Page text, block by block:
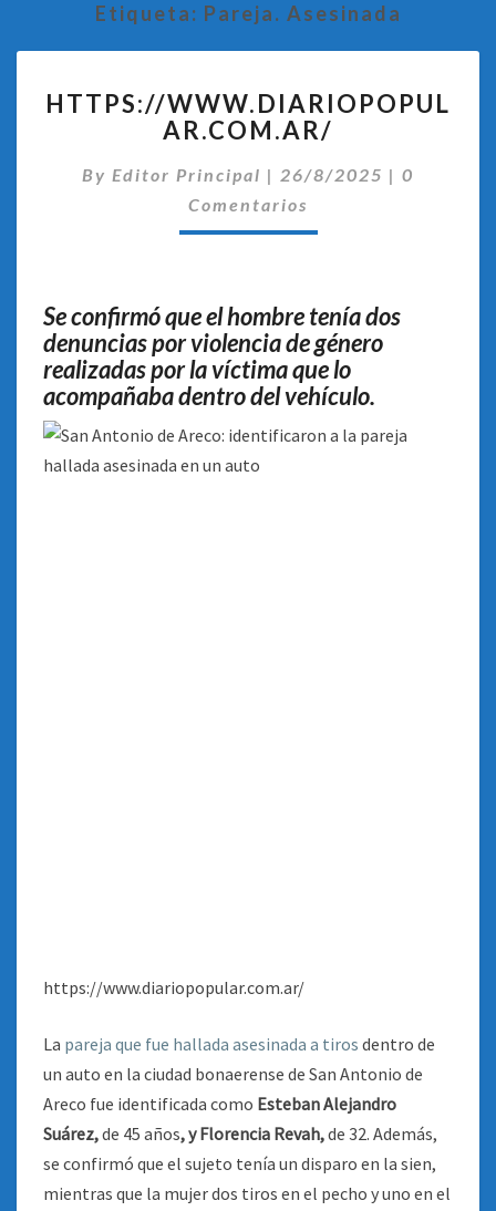
Etiqueta: Pareja. Asesinada
HTTPS://WWW.DIARIOPOPUL
AR.COM.AR/
By Editor Principal | 26/8/2025 | 0
Comentarios
Se confirmó que el hombre tenía dos
denuncias por violencia de género
realizadas por la víctima que lo
acompañaba dentro del vehículo.
https://www.diariopopular.com.ar/
La pareja que fue hallada asesinada a tiros dentro de
un auto en la ciudad bonaerense de San Antonio de
Areco fue identificada como Esteban Alejandro
Suárez,de 45 años, y Florencia Revah,de 32. Además,
se confirmó que el sujeto tenía un disparo en la sien,
mientras que la mujer dos tiros en el pecho y uno en el